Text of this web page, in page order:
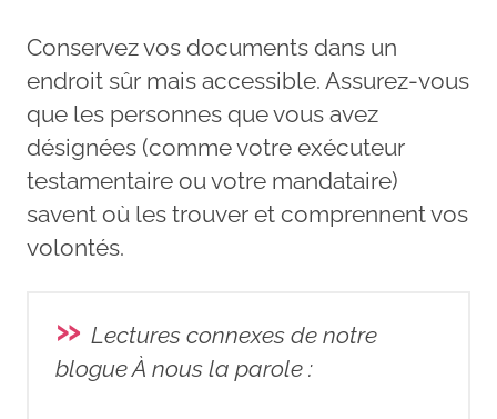
Conservez vos documents dans un
endroit sûr mais accessible. Assurez-vous
que les personnes que vous avez
désignées (comme votre exécuteur
testamentaire ou votre mandataire)
savent où les trouver et comprennent vos
volontés.
» Lectures connexes de notre
blogue À nous la parole :